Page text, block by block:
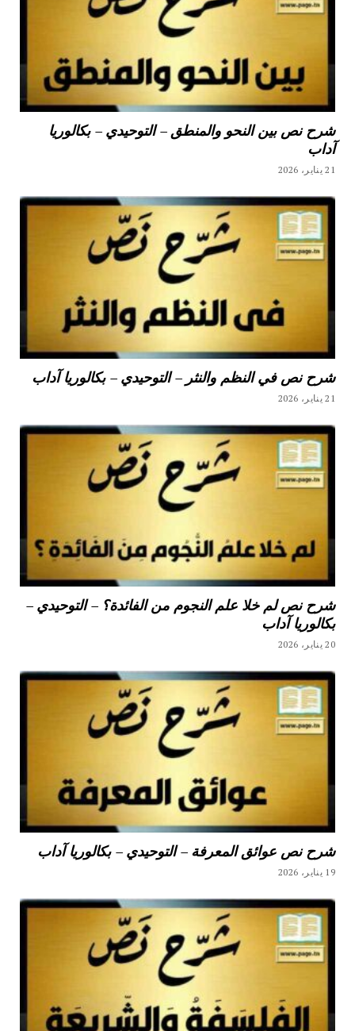
شرح نص بين النحو والمنطق – التوحيدي – بكالوريا
آداب
21 يناير، 2026
شرح نص في النظم والنثر – التوحيدي – بكالوريا آداب
21 يناير، 2026
شرح نص لم خلا علم النجوم من الفائدة؟ – التوحيدي –
بكالوريا آداب
20 يناير، 2026
شرح نص عوائق المعرفة – التوحيدي – بكالوريا آداب
19 يناير، 2026